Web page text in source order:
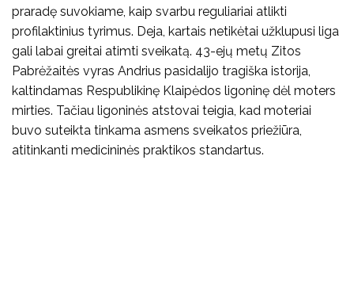
praradę suvokiame, kaip svarbu reguliariai atlikti
profilaktinius tyrimus. Deja, kartais netikėtai užklupusi liga
gali labai greitai atimti sveikatą. 43-ejų metų Zitos
Pabrėžaitės vyras Andrius pasidalijo tragiška istorija,
kaltindamas Respublikinę Klaipėdos ligoninę dėl moters
mirties. Tačiau ligoninės atstovai teigia, kad moteriai
buvo suteikta tinkama asmens sveikatos priežiūra,
atitinkanti medicininės praktikos standartus.